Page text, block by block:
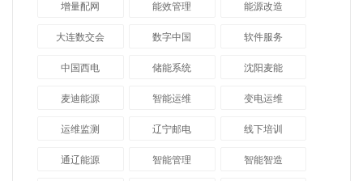
增量配网 能效管理 能源改造
大连数交会 数字中国 软件服务
中国西电 储能系统 沈阳麦能
麦迪能源 智能运维 变电运维
运维监测 辽宁邮电 线下培训
通辽能源 智能管理 智能智造